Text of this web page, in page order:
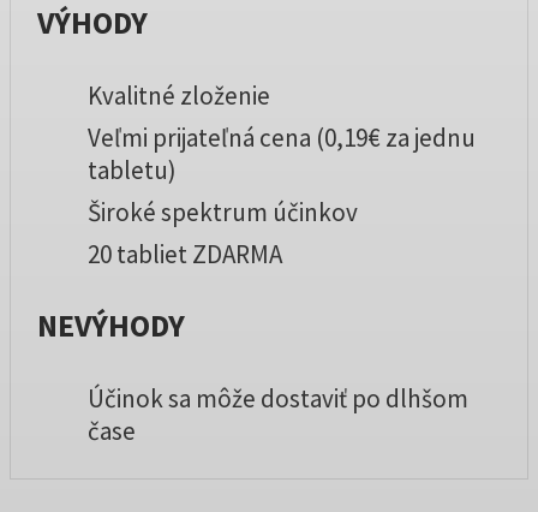
VÝHODY
Kvalitné zloženie
Veľmi prijateľná cena (0,19€ za jednu
tabletu)
Široké spektrum účinkov
20 tabliet ZDARMA
NEVÝHODY
Účinok sa môže dostaviť po dlhšom
čase